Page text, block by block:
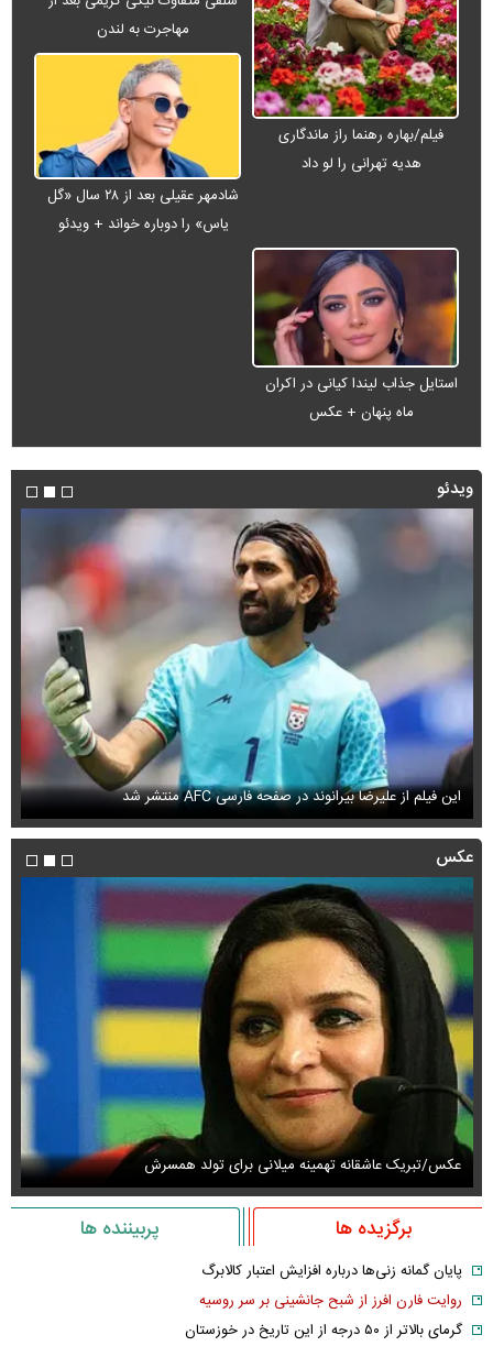
فیلم/بهاره رهنما راز ماندگاری
هدیه تهرانی را لو داد
مهاجرت به لندن
شادمهر عقیلی بعد از ۲۸ سال «گل
یاس» را دوباره خواند + ویدئو
استایل جذاب لیندا کیانی در اکران
ماه پنهان + عکس
ویدئو
این فیلم از علیرضا بیرانوند در صفحه فارسی AFC منتشر شد
عکس
عکس/تبریک عاشقانه تهمینه میلانی برای تولد همسرش
برگزیده ها پربیننده ها
پایان گمانه زنی‌ها درباره افزایش اعتبار کالابرگ
روایت فارن افرز از شبح جانشینی بر سر روسیه
گرمای بالاتر از ۵۰ درجه از این تاریخ در خوزستان